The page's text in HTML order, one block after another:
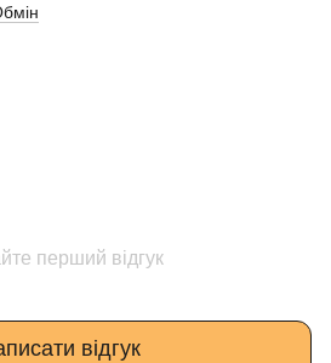
перший відгук
відгук